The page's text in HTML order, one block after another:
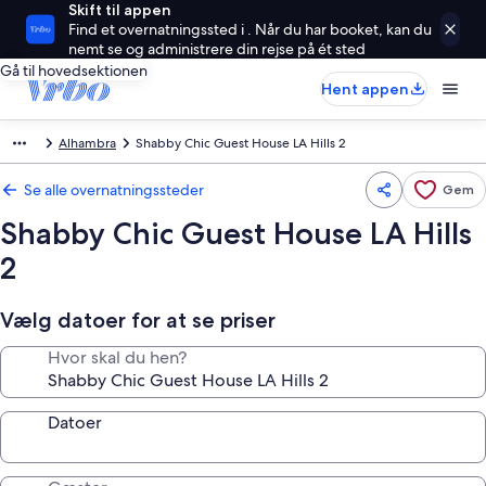
Skift til appen
Find et overnatningssted i . Når du har booket, kan du
nemt se og administrere din rejse på ét sted
Gå til hovedsektionen
Hent appen
Alhambra Shabby Chic Guest House LA Hills 2
Se alle overnatningssteder Gem
Shabby Chic Guest House LA Hills
2
Vælg datoer for at se priser
Hvor skal du hen?
Datoer